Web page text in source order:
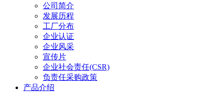
公司简介
发展历程
工厂分布
企业认证
企业风采
宣传片
企业社会责任(CSR)
负责任采购政策
产品介绍